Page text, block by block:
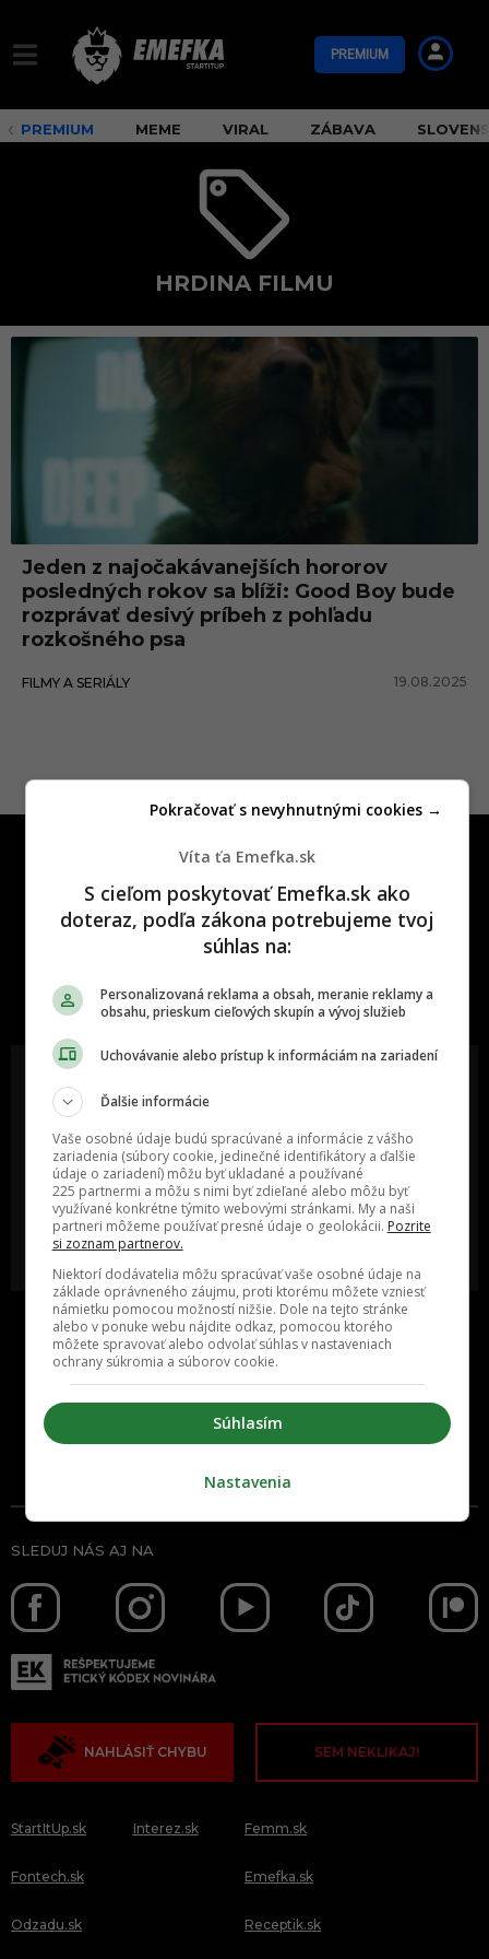
PREMIUM
PREMIUM MEME VIRAL ZÁBAVA
HRDINA FILMU
h
f
m
u
Jeden z najočakávanejších hororov
posledných rokov sa blíži: Good Boy bude
rozprávať desivý príbeh z pohľadu
rozkošného psa
FILMY A SERIÁLY 19.08.2025
najzabávnejšie miesto na svete
ľudí v rôznych vekových
kategóriách a na rôznych
sociálnych sieťach a nakopni svoj
biznis alebo produkt.
MÁM ZÁUJEM O
poznáš niekoho, o kom by sme
mali určite napísať?
SLEDUJ NÁS AJ NA
NAHLÁSIŤ CHYBU SEM NEKLIKAJ!
StartItUp.sk
Fontech.sk
Odzadu.sk
Interez.sk Femm.sk
Emefka.sk
Receptik.sk
Víta ťa Emefka.sk
S cieľom poskytovať Emefka.sk ako
doteraz, podľa zákona potrebujeme tvoj
súhlas na:
Personalizovaná reklama a obsah, meranie reklamy a
obsahu, prieskum cieľových skupín a vývoj služieb
Uchovávanie alebo prístup k informáciám na zariadení
Ďalšie informácie
Vaše osobné údaje budú spracúvané a informácie z vášho
zariadenia (súbory cookie, jedinečné identifikátory a ďalšie
údaje o zariadení) môžu byť ukladané a používané
225 partnermi a môžu s nimi byť zdieľané alebo môžu byť
využívané konkrétne týmito webovými stránkami. My a naši
partneri môžeme používať presné údaje o geolokácii. Pozrite
si zoznam partnerov.
Niektorí dodávatelia môžu spracúvať vaše osobné údaje na
základe oprávneného záujmu, proti ktorému môžete vzniesť
námietku pomocou možností nižšie. Dole na tejto stránke
alebo v ponuke webu nájdite odkaz, pomocou ktorého
môžete spravovať alebo odvolať súhlas v nastaveniach
ochrany súkromia a súborov cookie.
Súhlasím
Pokračovať s nevyhnutnými cookies →
Nastavenia